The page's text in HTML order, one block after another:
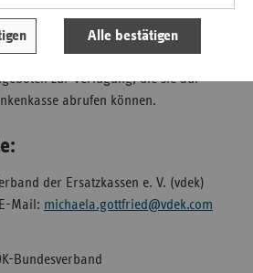
Alle bestätigen
“ festgeschrieben. Mit der
und Kursleitungen durch alle
Versicherten eine Fülle von
zur Verfügung, die sie auf
abrufen können.
der Ersatzkassen e. V. (vdek)
Mail: michaela.gottfried@vdek.com
Bundesverband